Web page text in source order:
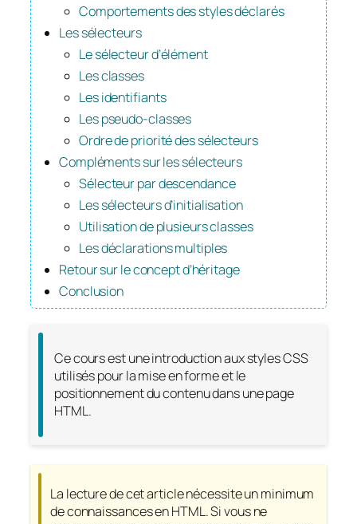
Comportements des styles déclarés
Les sélecteurs
Le sélecteur d’élément
Les classes
Les identifiants
Les pseudo-classes
Ordre de priorité des sélecteurs
Compléments sur les sélecteurs
Sélecteur par descendance
Les sélecteurs d’initialisation
Utilisation de plusieurs classes
Les déclarations multiples
Retour sur le concept d’héritage
Conclusion
Ce cours est une introduction aux styles CSS
utilisés pour la mise en forme et le
positionnement du contenu dans une page
HTML.
La lecture de cet article nécessite un minimum
de connaissances en HTML. Si vous ne